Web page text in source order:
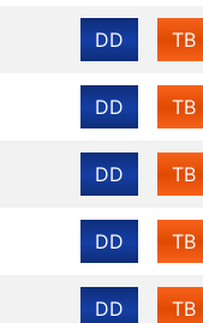
DD TB
DD TB
DD TB
DD TB
DD TB